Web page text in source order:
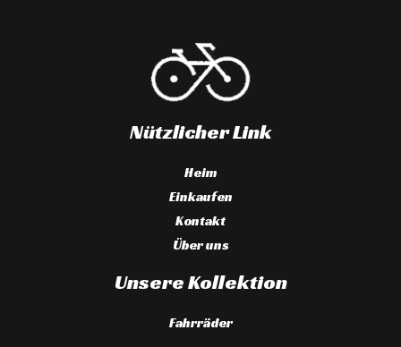
Nützlicher Link
Heim
Einkaufen
Kontakt
Über uns
Unsere Kollektion
Fahrräder